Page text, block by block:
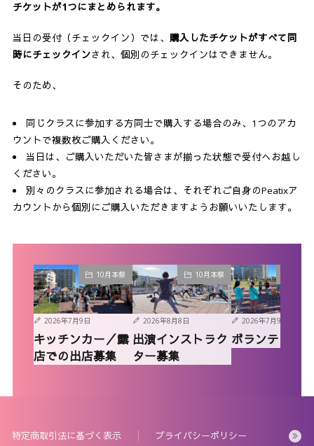
チケットが1つにまとめられます。
当日の受付（チェックイン）では、 購入したチケットがすべて同
時にチェックインされ、個別のチェックインはできません。
そのため、
同じクラスに参加する方同士で購入する場合のみ、1つのアカ
ウントで複数枚ご購入ください。
当日は、ご購入いただいた皆さまが揃った状態で受付へお越し
ください。
別々のクラスに参加される場合は、それぞれご自身のPeatixア
カウントから個別にご購入いただきますようお願いいたします。
10月本祭
2026年7月9日
キッチンカー／露
店での出店募集
10月本祭
2026年8月8日
出演インストラク
ター募集
2026年7月9日
ボランティア
特定商取引法に基づく表示 プライバシーポリシー